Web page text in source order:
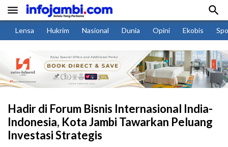
 
Lensa Hukrim Nasional Dunia Opini Ekobis
Hadir di Forum Bisnis Internasional India-
Indonesia, Kota Jambi Tawarkan Peluang
Investasi Strategis